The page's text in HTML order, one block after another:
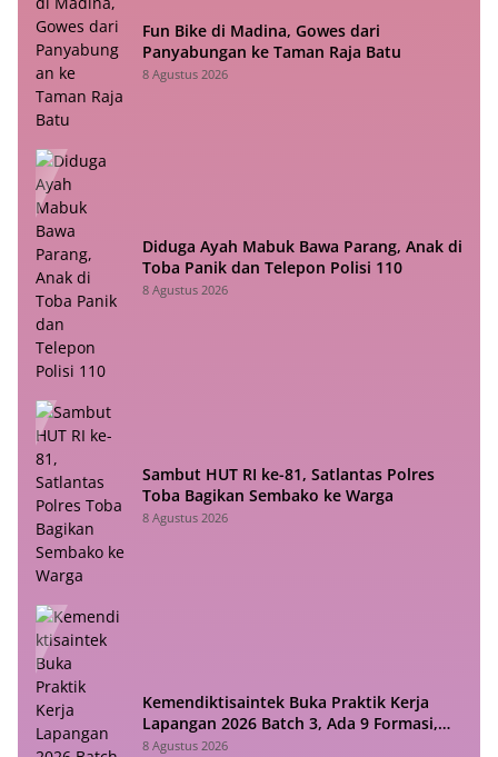
Fun Bike di Madina, Gowes dari
Panyabungan ke Taman Raja Batu
8 Agustus 2026
Diduga Ayah Mabuk Bawa Parang, Anak di
Toba Panik dan Telepon Polisi 110
8 Agustus 2026
Sambut HUT RI ke-81, Satlantas Polres
Toba Bagikan Sembako ke Warga
8 Agustus 2026
Kemendiktisaintek Buka Praktik Kerja
Lapangan 2026 Batch 3, Ada 9 Formasi,
Cek di Sini!
8 Agustus 2026